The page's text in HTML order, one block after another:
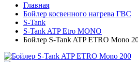
Главная
Бойлер косвенного нагрева ГВС
S-Tank
S-Tank ATP Etro MONO
Бойлер S-Tank ATP ETRO Mono